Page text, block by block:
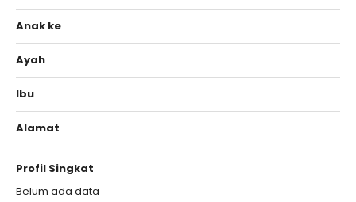
Anak ke
Ayah
Ibu
Alamat
Profil Singkat
Belum ada data